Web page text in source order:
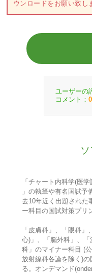
ウンロードをお願い致し
ユーザーの
コメント： 0
「チャート内科学(医
」の執筆や有名国試予
去10年近く出題された
ー科目の国試対策プリ
「皮膚科」、「眼科
心)」、「脳外科」、
科」のマイナー科目 (
放射線科各論を除く)
る。オンデマンド